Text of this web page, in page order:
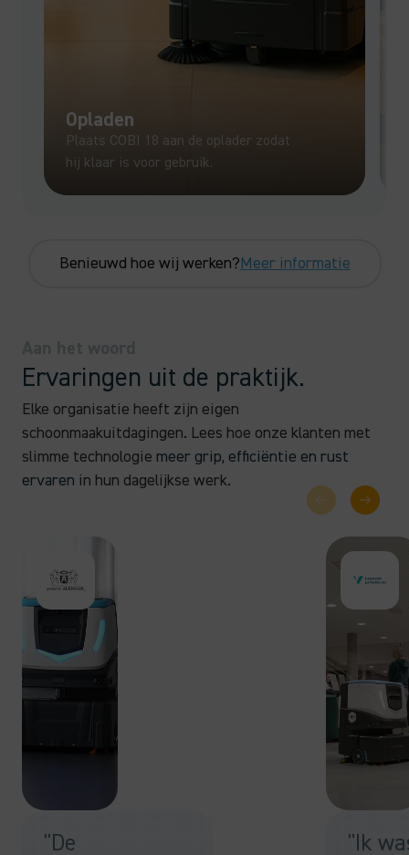
Opladen
Plaats COBI 18 aan de oplader zodat
hij klaar is voor gebruik.
Benieuwd hoe wij werken?Meer informatie
Ervaringen uit de praktijk.
Elke organisatie heeft zijn eigen
schoonmaakuitdagingen. Lees hoe onze klanten met
slimme technologie meer grip, efficiëntie en rust
ervaren in hun dagelijkse werk.
"De "Ik